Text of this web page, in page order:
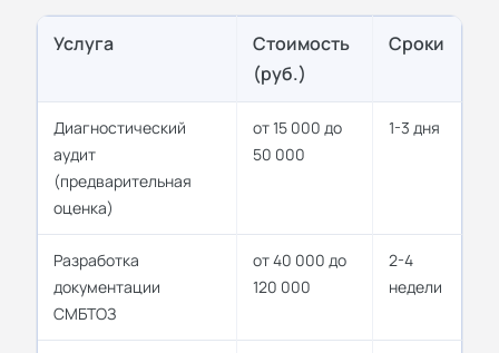
Услуга
Стоимость
(руб.)
Сроки
Диагностический
аудит
(предварительная
оценка)
от 15 000 до
50 000
1-3 дня
Разработка
документации
СМБТОЗ
от 40 000 до
120 000
2-4
недели